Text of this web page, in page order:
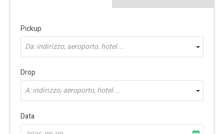
Pickup
Da: indirizzo, aeroporto, hotel ...
Drop
A: indirizzo, aeroporto, hotel ...
Data